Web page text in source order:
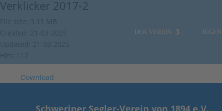
DER VEREIN
Verklicker 2017-2
Download
Schweriner Segler-Verein von 1894 e.V.